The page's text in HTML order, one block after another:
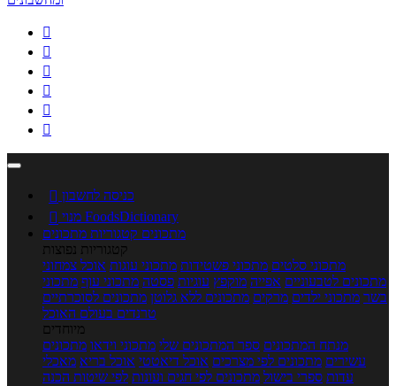






 כניסה לחשבון

מנוי FoodsDictionary
מתכונים קטגוריות מתכונים
קטגוריות נפוצות
מתכוני סלטים מתכוני פשטידות מתכוני עוגות אוכל צמחוני
מתכונים לטבעוניים אפייה מוקפץ עוגיות פסטה מתכוני עוף מתכוני
בשר מתכוני ילדים מרקים מתכונים ללא גלוטן מתכונים לסוכרתיים
טרנדים בעולם האוכל
מיוחדים
מנתח המתכונים ספר המתכונים שלי מתכוני וידאו מתכונים
עשירים מתכונים לפי מצרכים אוכל דיאטטי אוכל בריא מאכלי
עדות ספרי בישול מתכונים לפי חגים ועונות לפי שיטות הכנה